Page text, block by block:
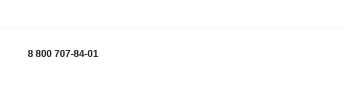
8 800 707-84-01